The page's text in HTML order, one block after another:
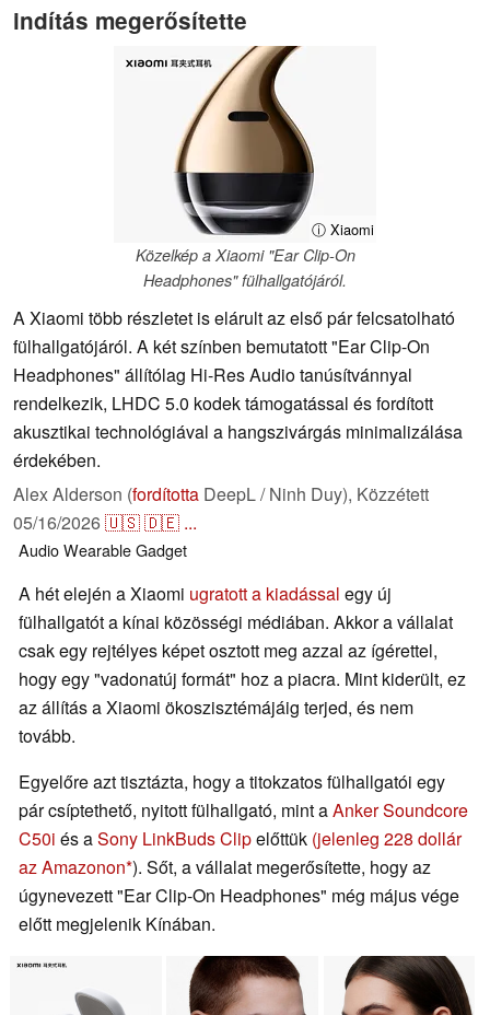
indítás megerősítette
ⓘ Xiaomi
Közelkép a Xiaomi "Ear Clip-On
Headphones" fülhallgatójáról.
A Xiaomi több részletet is elárult az első pár felcsatolható
fülhallgatójáról. A két színben bemutatott "Ear Clip-On
Headphones" állítólag Hi-Res Audio tanúsítvánnyal
rendelkezik, LHDC 5.0 kodek támogatással és fordított
akusztikai technológiával a hangszivárgás minimalizálása
érdekében.
Alex Alderson (fordította DeepL / Ninh Duy), Közzétett
05/16/2026🇺🇸🇩🇪 ...
AudioWearableGadget
A hét elején a Xiaomi ugratott a kiadással egy új
fülhallgatót a kínai közösségi médiában. Akkor a vállalat
csak egy rejtélyes képet osztott meg azzal az ígérettel,
hogy egy "vadonatúj formát" hoz a piacra. Mint kiderült, ez
az állítás a Xiaomi ökoszisztémájáig terjed, és nem
tovább.
Egyelőre azt tisztázta, hogy a titokzatos fülhallgatói egy
pár csíptethető, nyitott fülhallgató, mint aAnker Soundcore
C50i és aSony LinkBuds Clipelőttük (jelenleg 228 dollár
az Amazonon ). Sőt, a vállalat megerősítette, hogy az
úgynevezett "Ear Clip-On Headphones" még május vége
előtt megjelenik Kínában.